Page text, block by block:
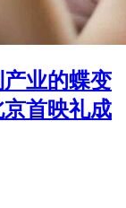
产业的蝶变
首映礼成